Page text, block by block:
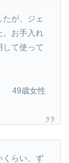
が、ジェ
。お手入れ
して使って
49歳女性
くらい、ず